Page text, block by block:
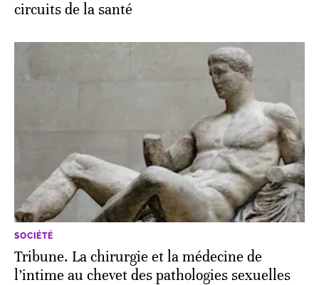
circuits de la santé
SOCIÉTÉ
Tribune. La chirurgie et la médecine de
l’intime au chevet des pathologies sexuelles